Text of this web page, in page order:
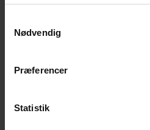
Nødvendig
Præferencer
Statistik
Undertag
Bølgetagplader
Ståltrapez